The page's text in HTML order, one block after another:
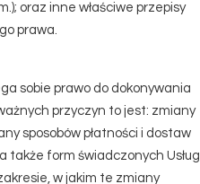
oraz inne właściwe przepisy
prawa.
sobie prawo do dokonywania
przyczyn to jest: zmiany
sposobów płatności i dostaw
także form świadczonych Usług
w jakim te zmiany